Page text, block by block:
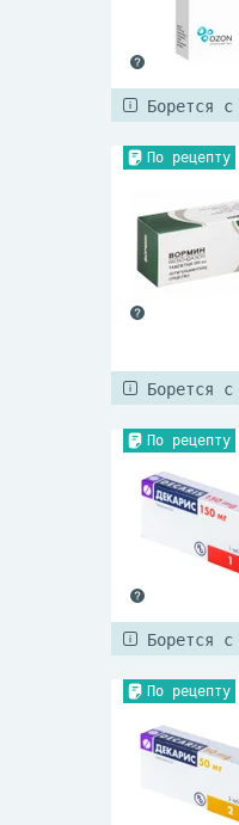
Борется с
По рецепту
Борется с
По рецепту
Борется с
По рецепту